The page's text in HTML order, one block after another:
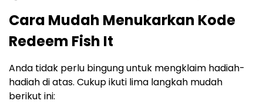
Cara Mudah Menukarkan Kode
Redeem Fish It
Anda tidak perlu bingung untuk mengklaim hadiah-
hadiah di atas. Cukup ikuti lima langkah mudah
berikut ini: